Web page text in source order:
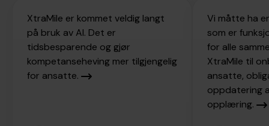
XtraMile er kommet veldig langt
på bruk av AI. Det er
tidsbesparende og gjør
kompetanseheving mer tilgjengelig
for ansatte.
Vi måtte ha
som er
for alle
XtraMile til
ansatte,
oppdatering
opplæring.